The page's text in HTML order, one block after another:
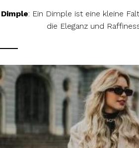
Dimple: Ein Dimple ist eine kleine
die Eleganz und